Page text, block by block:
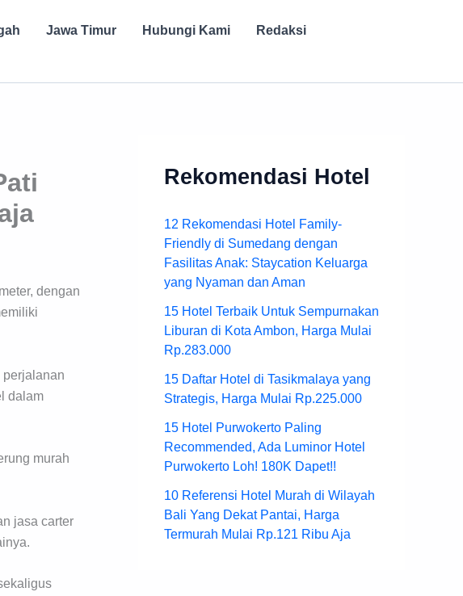
Jawa Timur Hubungi Kami
Redaksi
dengan
perjalanan
dalam
murah
jasa carter
Rekomendasi Hotel
12 Rekomendasi Hotel Family-
Friendly di Sumedang dengan
Fasilitas Anak: Staycation Keluarga
yang Nyaman dan Aman
15 Hotel Terbaik Untuk Sempurnakan
Liburan di Kota Ambon, Harga Mulai
Rp.283.000
15 Daftar Hotel di Tasikmalaya yang
Strategis, Harga Mulai Rp.225.000
15 Hotel Purwokerto Paling
Recommended, Ada Luminor Hotel
Purwokerto Loh! 180K Dapet!!
10 Referensi Hotel Murah di Wilayah
Bali Yang Dekat Pantai, Harga
Termurah Mulai Rp.121 Ribu Aja